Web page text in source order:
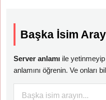
Başka İsim
Server anlamı ile yetinmeyip
anlamını öğrenin. Ve onları